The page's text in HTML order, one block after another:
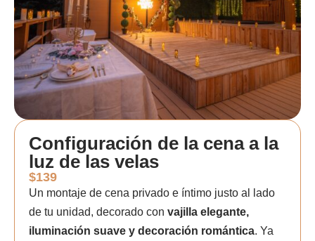
Configuración de la cena a la
luz de las velas
$139
Un montaje de cena privado e íntimo justo al lado
de tu unidad, decorado con vajilla elegante,
iluminación suave y decoración romántica. Ya